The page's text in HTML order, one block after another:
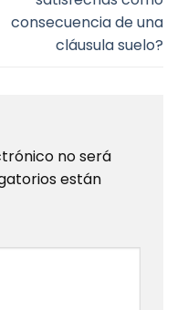
consecuencia de una
cláusula suelo?
no será
están